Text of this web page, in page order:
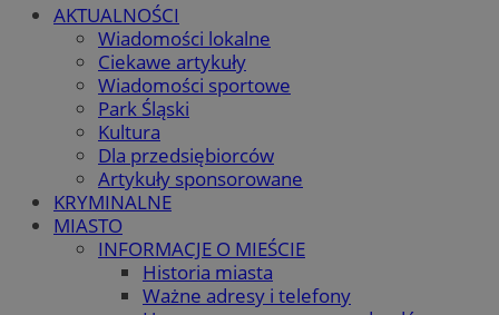
AKTUALNOŚCI
Wiadomości lokalne
Ciekawe artykuły
Wiadomości sportowe
Park Śląski
Kultura
Dla przedsiębiorców
Artykuły sponsorowane
KRYMINALNE
MIASTO
INFORMACJE O MIEŚCIE
Historia miasta
Ważne adresy i telefony